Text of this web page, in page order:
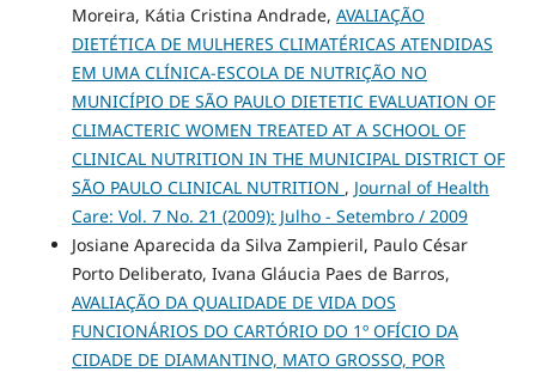
Moreira, Kátia Cristina Andrade, AVALIAÇÃO
DIETÉTICA DE MULHERES CLIMATÉRICAS ATENDIDAS
EM UMA CLÍNICA-ESCOLA DE NUTRIÇÃO NO
MUNICÍPIO DE SÃO PAULO DIETETIC EVALUATION OF
CLIMACTERIC WOMEN TREATED AT A SCHOOL OF
CLINICAL NUTRITION IN THE MUNICIPAL DISTRICT OF
SÃO PAULO CLINICAL NUTRITION , Journal of Health
Care: Vol. 7 No. 21 (2009): Julho - Setembro / 2009
Josiane Aparecida da Silva Zampieril, Paulo César
Porto Deliberato, Ivana Gláucia Paes de Barros,
AVALIAÇÃO DA QUALIDADE DE VIDA DOS
FUNCIONÁRIOS DO CARTÓRIO DO 1º OFÍCIO DA
CIDADE DE DIAMANTINO, MATO GROSSO, POR